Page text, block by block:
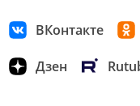
ВКонтакте
Дзен